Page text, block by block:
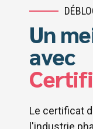
Un
avec
Le certificat